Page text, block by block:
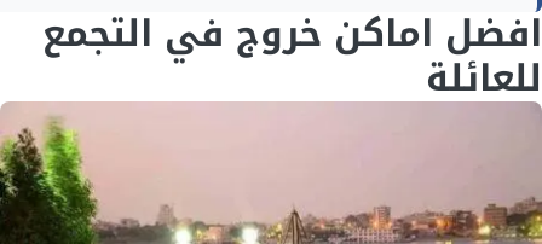
افضل اماكن خروج في التجمع
للعائلة